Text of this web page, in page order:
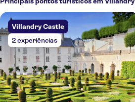
Villandry Castle
2 experiências